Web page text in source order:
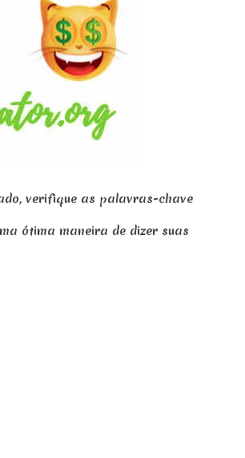
verifique as palavras-chave
ótima maneira de dizer suas